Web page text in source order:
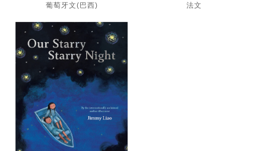
葡萄牙文(巴西) 法文